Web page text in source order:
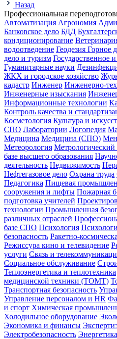
Назад
Профессиональная
Автоматизация Агрономия
Банковское дело БДД
кондиционирование
водоотведение Геодезия Горное
дело и туризм Государственное
Гуманитарные науки
ЖКХ и городское хозяйство
кадастр Инженер Инженерно-
Инженерные изыскания
Информационные технологии
Контроль качества и
Косметология Культура и
СПО Лаборатории Логопедия
Медицина Медицина (СПО)
Метеорология Метрологический
базе высшего образования
деятельность Недвижимость
Нефтегазовое дело Охрана труда
Педагогика Пищевая
сооружения и лифты Пожарная
подготовка учителей
технологии Промышленная
различных отраслей
базе СПО Психология
безопасность Ракетно-
Режиссура кино и телевидение
услуги Связь и
Социальное обслуживание
Теплоэнергетика и теплотехника
медицинской техники (ТОМТ)
Транспортная безопасность
Управление персоналом и HR
и спорт Химическая
Холодильное оборудование
Экономика и финансы
Электробезопасность Энергетика